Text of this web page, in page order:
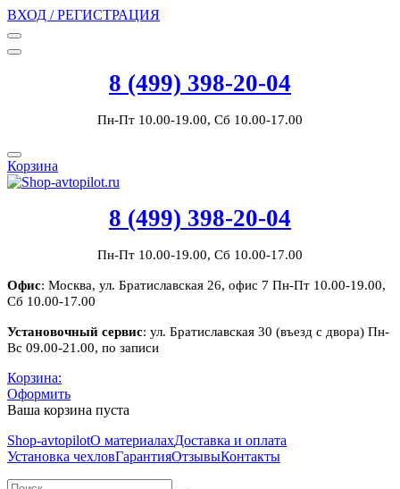
ВХОД / РЕГИСТРАЦИЯ
8 (499) 398-20-04
Пн-Пт 10.00-19.00, Сб 10.00-17.00
Корзина
8 (499) 398-20-04
Пн-Пт 10.00-19.00, Сб 10.00-17.00
Офис: Москва, ул. Братиславская 26, офис 7 Пн-Пт 10.00-19.00,
Сб 10.00-17.00
Установочный сервис: ул. Братиславская 30 (въезд с двора) Пн-
Вс 09.00-21.00, по записи
Корзина:
Оформить
Ваша корзина пуста
Shop-avtopilotО материалахДоставка и оплата
Установка чехловГарантияОтзывыКонтакты